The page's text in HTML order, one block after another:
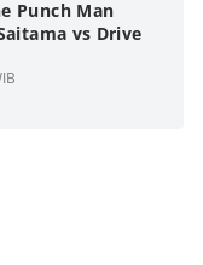
Punch Man
vs Drive